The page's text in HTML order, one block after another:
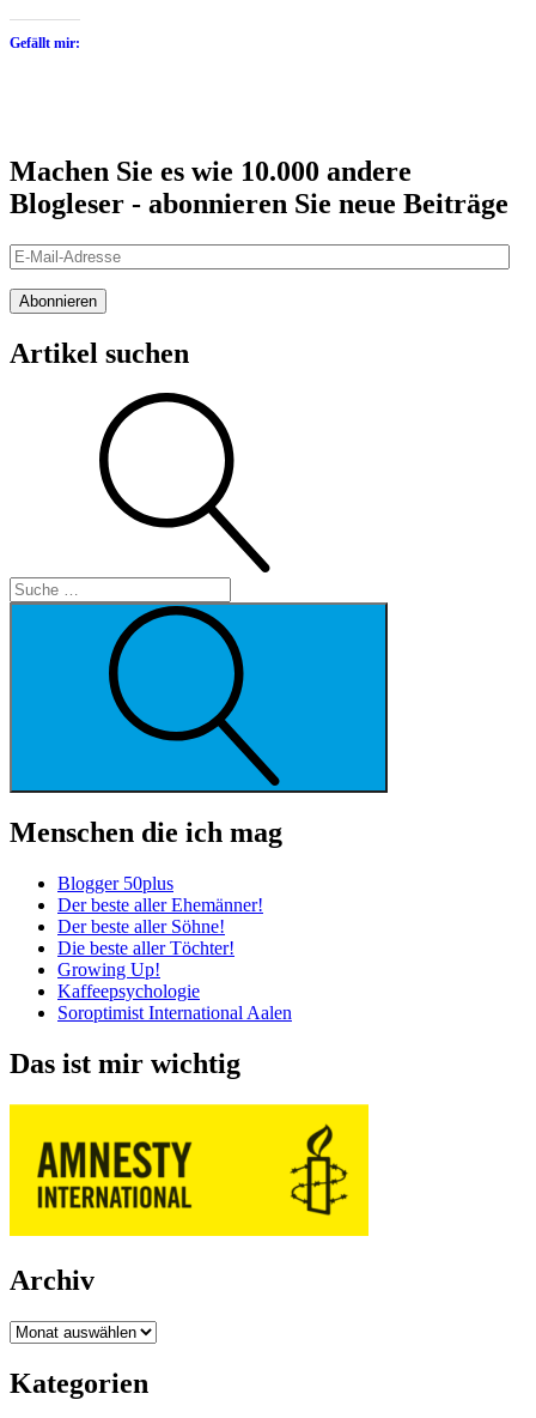
Gefällt mir:
Machen Sie es wie 10.000 andere
Blogleser - abonnieren Sie neue Beiträge
E-
Mail-
Adresse
Abonnieren
Artikel suchen
Menschen die ich mag
Blogger 50plus
Der beste aller Ehemänner!
Der beste aller Söhne!
Die beste aller Töchter!
Growing Up!
Kaffeepsychologie
Soroptimist International Aalen
Das ist mir wichtig
Archiv
Archiv
Kategorien